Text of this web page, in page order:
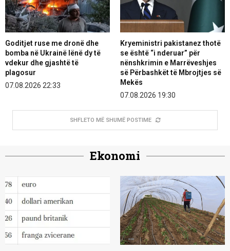
Goditjet ruse me dronë dhe
bomba në Ukrainë lënë dy të
vdekur dhe gjashtë të
plagosur
07.08.2026 22:33
Kryeministri pakistanez thotë
se është “i nderuar” për
nënshkrimin e Marrëveshjes
së Përbashkët të Mbrojtjes së
Mekës
07.08.2026 19:30
SHFLETO MË SHUMË POSTIME
Ekonomi